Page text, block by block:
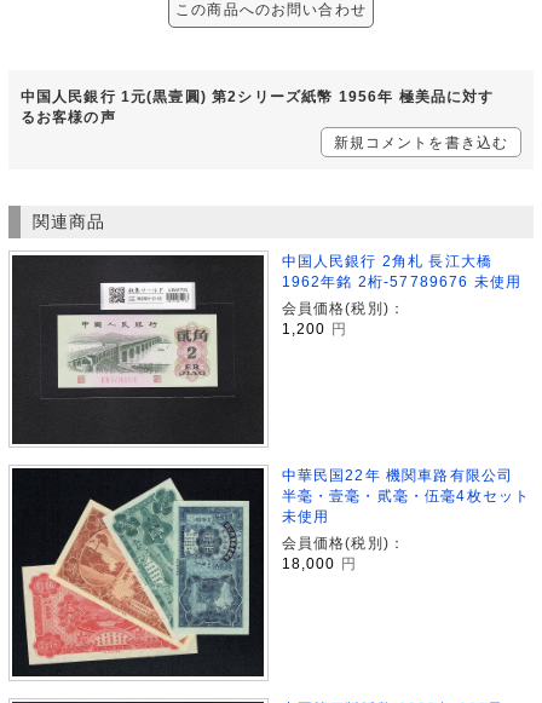
この商品へのお問い合わせ
中国人民銀行 1元(黒壹圓) 第2シリーズ紙幣 1956年 極美品に対す
るお客様の声
新規コメントを書き込む
関連商品
中国人民銀行 2角札 長江大橋
1962年銘 2桁-57789676 未使用
会員価格(税別)：
1,200
円
中華民国22年 機関車路有限公司
半毫・壹毫・貮毫・伍毫4枚セット
未使用
会員価格(税別)：
18,000
円